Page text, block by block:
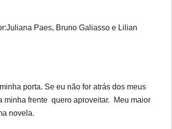
Paes, Bruno Galiasso e Lilian
porta. Se eu não for atrás dos meus
minha frente quero aproveitar. Meu maior
novela.